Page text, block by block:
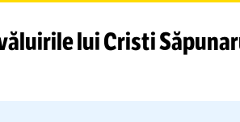
lui Cristi